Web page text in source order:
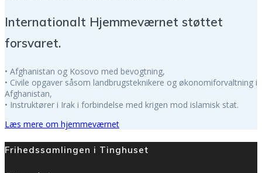
Internationalt Hjemmeværnet støttet
forsvaret.
• Afghanistan og Kosovo med bevogtning,
• Civile opgaver såsom landbrugsteknikere og økonomiforvaltning i
Afghanistan,
• Instruktører i Irak i forbindelse med krigen mod islamisk stat.
Læs mere om hjemmeværnet
Frihedssamlingen i Tinghuset